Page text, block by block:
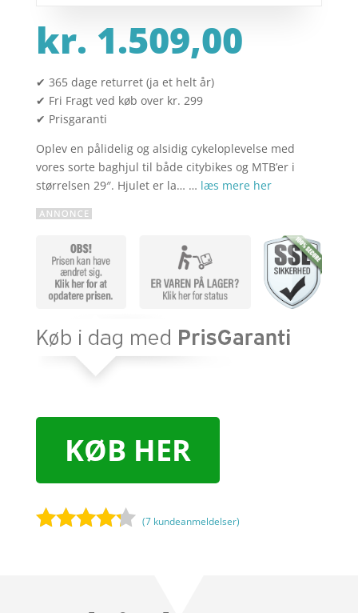
kr. 1.509,00
✔ 365 dage returret (ja et helt år)
✔ Fri Fragt ved køb over kr. 299
✔ Prisgaranti
Oplev en pålidelig og alsidig cykeloplevelse med
vores sorte baghjul til både citybikes og MTB’er i
størrelsen 29″. Hjulet er la… … læs mere her
KØB HER
(7 kundeanmeldelser)